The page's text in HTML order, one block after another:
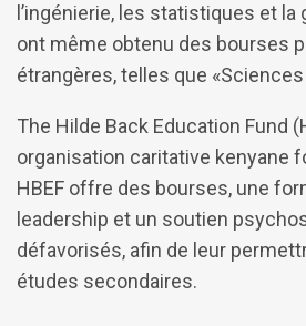
l’ingénierie, les statistiques et la
ont même obtenu des bourses
étrangères, telles que «Sciences
The Hilde Back Education Fund
organisation caritative kenyane
HBEF offre des bourses, une
leadership et un soutien
défavorisés, afin de leur
études secondaires.